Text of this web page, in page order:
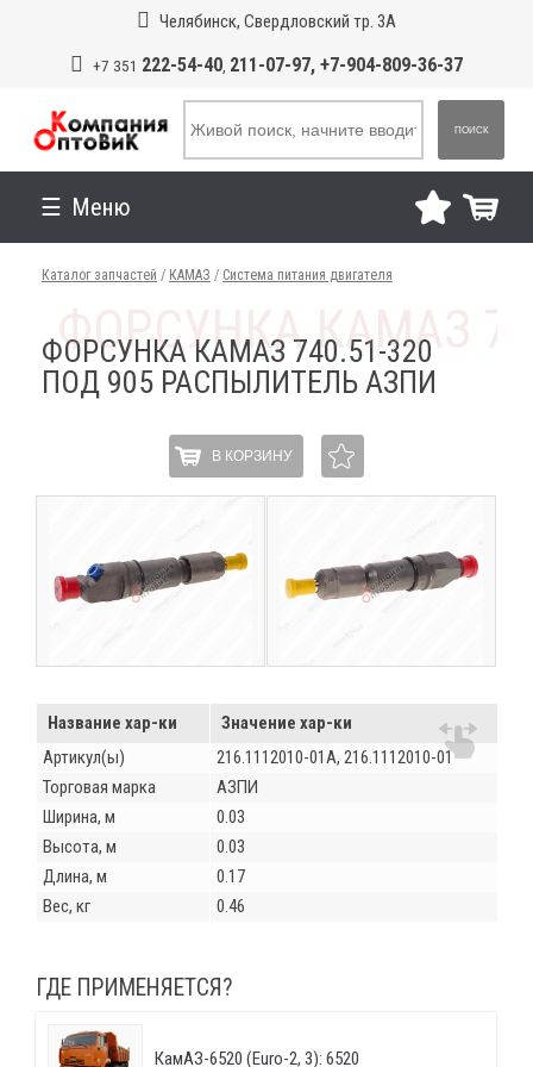
Челябинск, Свердловский тр. 3А
+7 351 222-54-40, 211-07-97, +7-904-809-36-37
ПОИСК
Меню
Каталог запчастей / КАМАЗ / Система питания двигателя
ФОРСУНКА КАМАЗ 740.51-320
ПОД 905 РАСПЫЛИТЕЛЬ АЗПИ
В КОРЗИНУ
Название хар-ки
Значение хар-ки
Артикул(ы)
216.1112010-01А, 216.1112010-01
Торговая марка
АЗПИ
Ширина, м
0.03
Высота, м
0.03
Длина, м
0.17
Вес, кг
0.46
ГДЕ ПРИМЕНЯЕТСЯ?
КамАЗ-6520 (Euro-2, 3): 6520